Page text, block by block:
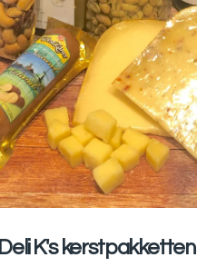
Deli K's kerstpakketten